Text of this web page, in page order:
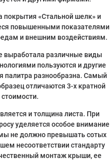
«Стальной шелк» и
повышенными показателями
и внешним воздействиям.
выработала различные виды
пользуются и другие
палитра разнообразна. Самый
отличаются 3-х кратной
и толщина листа. При
уделяется особое внимание
не должно превышать сотых
несоответствии стандарту
монтаж крыши, ее